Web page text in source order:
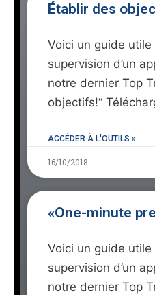
Établir des
Voici un guide utile
supervision d’un
notre dernier Top
objectifs!“
ACCÉDER À L'OUTILS »
16/10/2018
«One-minute
Voici un guide utile
supervision d’un
notre dernier Top